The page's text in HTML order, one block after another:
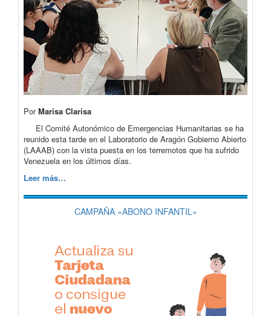
PorMarisa Clarisa
El Comité Autonómico de Emergencias Humanitarias se ha
reunido esta tarde en el Laboratorio de Aragón Gobierno Abierto
(LAAAB) con la vista puesta en los terremotos que ha sufrido
Venezuela en los últimos días.
Leer más…
CAMPAÑA «ABONO INFANTIL»